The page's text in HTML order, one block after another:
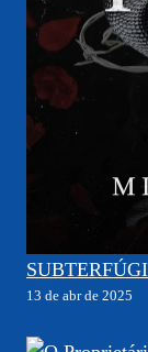
13 de abr de 2025